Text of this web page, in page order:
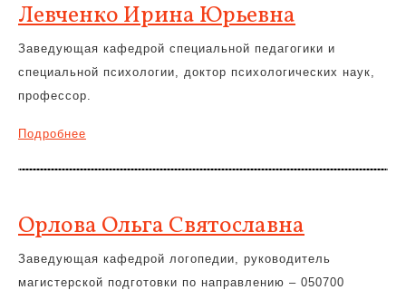
Левченко Ирина Юрьевна
Заведующая кафедрой специальной педагогики и
специальной психологии, доктор психологических наук,
профессор.
Подробнее
Орлова Ольга Святославна
Заведующая кафедрой логопедии, руководитель
магистерской подготовки по направлению – 050700